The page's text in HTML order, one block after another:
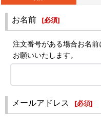
お名前 [必須]
注文番号がある場合お名
お願いいたします。
メールアドレス [必須]